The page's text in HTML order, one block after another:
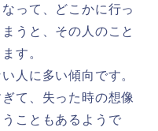
って、どこかに行っ
うと、その人のこと
す。
人に多い傾向です。
て、失った時の想像
こともあるようで